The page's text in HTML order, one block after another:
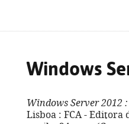
Windows
Windows Server 2012
Lisboa : FCA - Editora